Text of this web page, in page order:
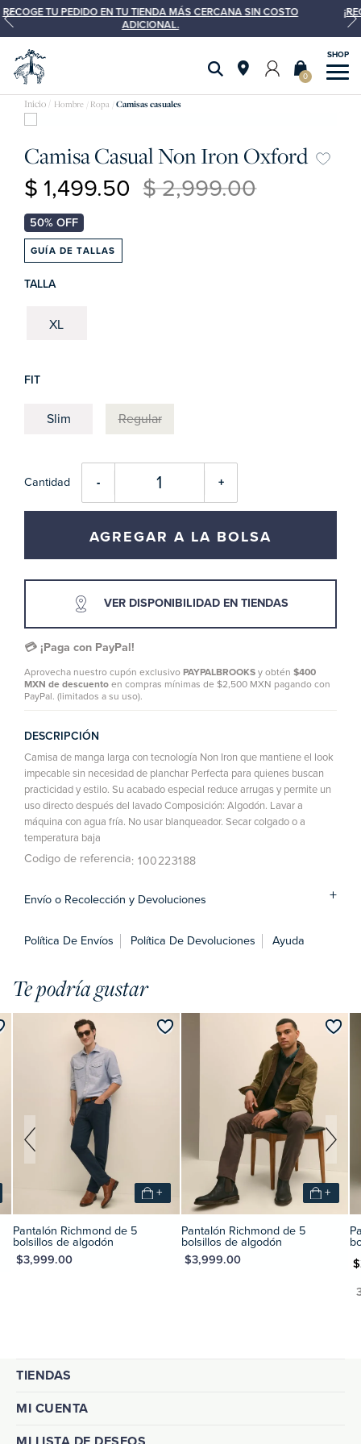
COSTO
¡RECIBE: $400 MXN DE DESCUENTO EN COMPRAS
MXN CON EL CUPÓN:PAYPALBROOKS !
0
Hombre Ropa Camisas casuales
Camisa Casual Non Iron Oxford
$ 2,999.00
$ 1,499.50
GUÍA DE TALLAS
TALLA
XL
FIT
Slim Regular
Cantidad +
-
AGREGAR A LA BOLSA
VER DISPONIBILIDAD EN TIENDAS
💳 ¡Paga con PayPal!
Aprovecha nuestro cupón exclusivo PAYPALBROOKS y obtén $400
MXN de descuento en compras mínimas de $2,500 MXN pagando con
PayPal. (limitados a su uso).
DESCRIPCIÓN
Camisa de manga larga con tecnología Non Iron que mantiene el look
impecable sin necesidad de planchar Perfecta para quienes buscan
practicidad y estilo. Su acabado especial reduce arrugas y permite un
uso directo después del lavado Composición: Algodón. Lavar a
máquina con agua fría. No usar blanqueador. Secar colgado o a
temperatura baja
Codigo de referencia: 100223188
Envío o Recolección y Devoluciones
Política De Envíos Política De Devoluciones Ayuda
Te podría gustar
+
Pantalón Richmond de 5
bolsillos de algodón
$3,999.00
+
Pantalón Richmond de 5
bolsillos de algodón
MXN $3,999.00
MXN
TIENDAS
MI CUENTA